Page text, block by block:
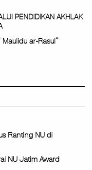
PENDIDIKAN AKHLAK
ar-Rasul”
Ranting NU di
NU Jatim Award